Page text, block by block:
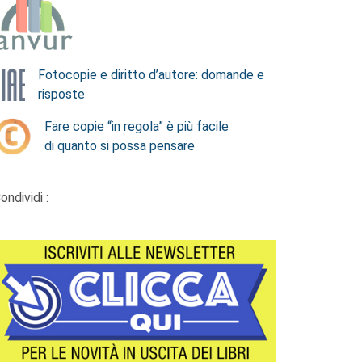
Fotocopie e diritto d’autore: domande e
risposte
Fare copie “in regola” è più facile
di quanto si possa pensare
: